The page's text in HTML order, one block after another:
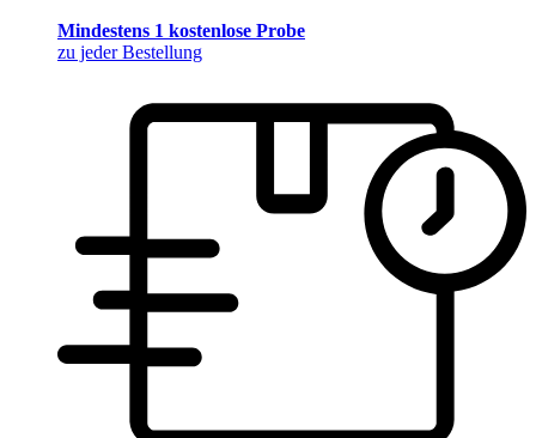
Mindestens 1 kostenlose Probe
zu jeder Bestellung